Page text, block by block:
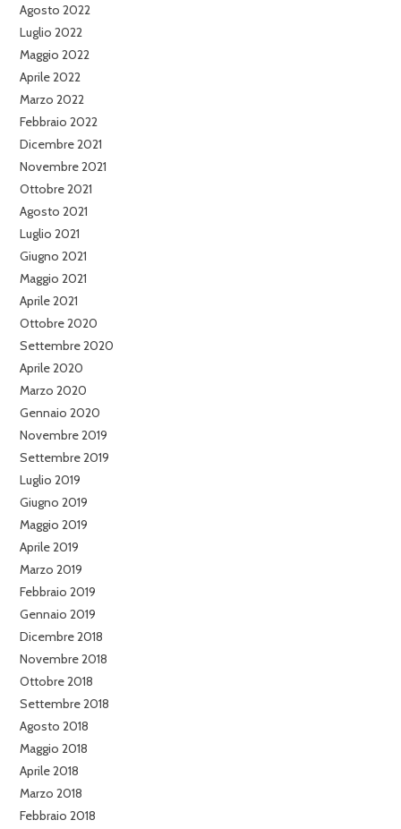
Agosto 2022
Luglio 2022
Maggio 2022
Aprile 2022
Marzo 2022
Febbraio 2022
Dicembre 2021
Novembre 2021
Ottobre 2021
Agosto 2021
Luglio 2021
Giugno 2021
Maggio 2021
Aprile 2021
Ottobre 2020
Settembre 2020
Aprile 2020
Marzo 2020
Gennaio 2020
Novembre 2019
Settembre 2019
Luglio 2019
Giugno 2019
Maggio 2019
Aprile 2019
Marzo 2019
Febbraio 2019
Gennaio 2019
Dicembre 2018
Novembre 2018
Ottobre 2018
Settembre 2018
Agosto 2018
Maggio 2018
Aprile 2018
Marzo 2018
Febbraio 2018